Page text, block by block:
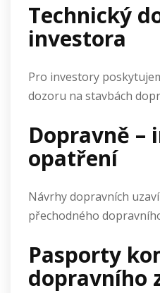
Technický
investora
Pro investory
dozoru na stavbách
Dopravně –
opatření
Návrhy dopravních
přechodného
Pasporty
dopravního